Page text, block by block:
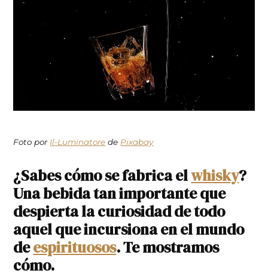
Foto por Il-Luminatore de Pixabay
¿Sabes cómo se fabrica elwhisky?
Una bebida tan importante que
despierta la curiosidad de todo
aquel que incursiona en el mundo
deespirituosos. Te mostramos
cómo.